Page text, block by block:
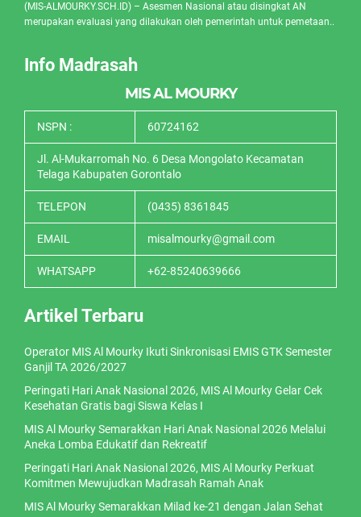
(MIS-ALMOURKY.SCH.ID) – Asesmen Nasional atau disingkat AN
merupakan evaluasi yang dilakukan oleh pemerintah untuk pemetaan..
Info Madrasah
MIS AL MOURKY
NSPN : 60724162
Jl. Al-Mukarromah No. 6 Desa Mongolato Kecamatan
Telaga Kabupaten Gorontalo
TELEPON (0435) 8361845
EMAIL misalmourky@gmail.com
WHATSAPP +62-85240639666
Artikel Terbaru
Operator MIS Al Mourky Ikuti Sinkronisasi EMIS GTK Semester
Ganjil TA 2026/2027
Peringati Hari Anak Nasional 2026, MIS Al Mourky Gelar Cek
Kesehatan Gratis bagi Siswa Kelas I
MIS Al Mourky Semarakkan Hari Anak Nasional 2026 Melalui
Aneka Lomba Edukatif dan Rekreatif
Peringati Hari Anak Nasional 2026, MIS Al Mourky Perkuat
Komitmen Mewujudkan Madrasah Ramah Anak
MIS Al Mourky Semarakkan Milad ke-21 dengan Jalan Sehat